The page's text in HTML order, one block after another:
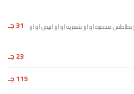
محمرة او ارز شعريه او ارز ابيض او ارز 31 جـ
23 جـ
115 جـ